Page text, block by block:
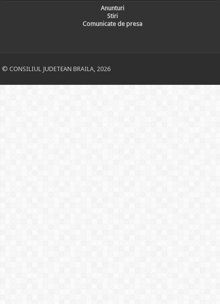
Anunturi
Stiri
Comunicate de presa
© CONSILIUL JUDETEAN BRAILA, 2026